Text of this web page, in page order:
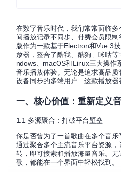
在数字音乐时代，我们常常面临
间播放记录不同步、付费会员限
版作为一款基于Electron和Vue 3
放器，整合了酷我、酷狗、咪咕
ndows、macOS和Linux三大操作
音乐播放体验。无论是追求高品
设备同步的多端用户，这款播放器
一、核心价值：重新定义
1.1 多源聚合：打破平台壁垒
你是否曾为了一首歌曲在多个音
通过聚合多个主流音乐平台资源
转，即可搜索和播放海量音乐。
歌，都能在一个界面中轻松找到。